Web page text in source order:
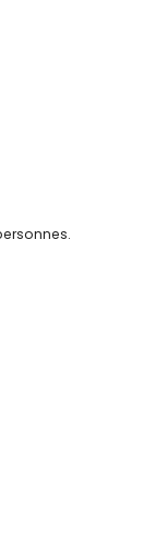
Jávea (à
de 2 kilomètres
de 100
(> 100
familles avec
prix de
heures sur 24